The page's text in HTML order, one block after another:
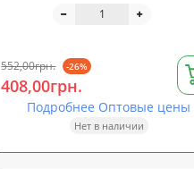
552,00грн. -26%
408,00грн.
Подробнее Оптовые цены
Нет в наличии